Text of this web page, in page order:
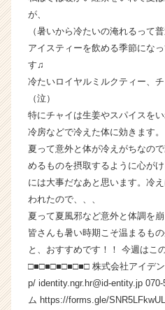
ャ
ー・
長
業
か
ス
カ
ウ
が
届
く
活
サ
イ
が、
（暑いから冷たいの淹れるって
アイスティーを飲める季節にな
す♫
冷たいロイヤルミルクティー、
（泣）
特にチャイは生姜やスパイスを
冷房などで冷えた体に効きます。
夏って意外と体が冷えがちなの
めるものを摂取するように心が
には大事だなあと思います。冷
われたので、、、
夏って夏風邪など意外と体調を
皆さんも暑い時期こそ温まるも
と、おすすめです！！ 今週はこ
□■□■□■□■□■□ 株式会社アイデ
p/ identity.ngr.hr@id-entity.jp
ム https://forms.gle/